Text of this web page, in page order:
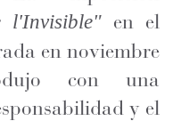
l'Invisible" en el
en noviembre
con una
y el